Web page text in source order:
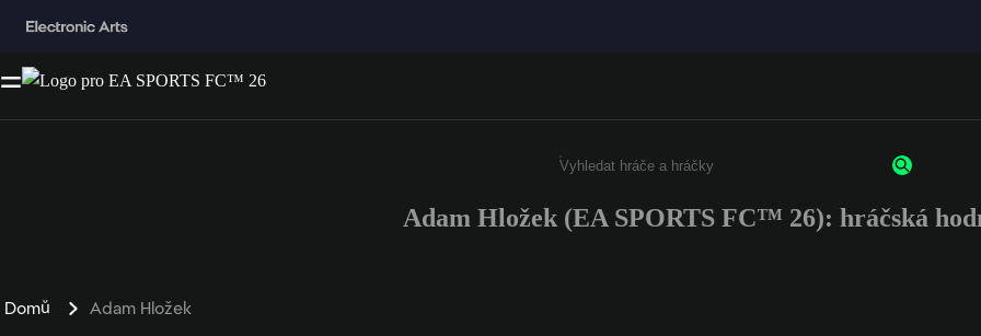
Enter a minimum of 3 characters or numbers
Adam Hložek (EA SPORTS FC™ 26): hráčská
Domů Adam Hložek